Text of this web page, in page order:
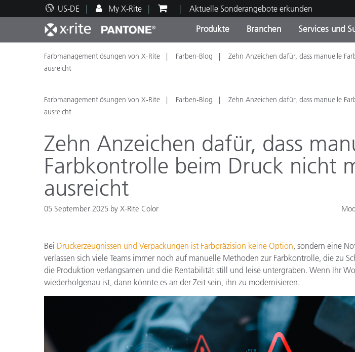
US-DE My X-Rite Aktuelle Sonderangebote erkunden
Produkte
Spitzenprodukte Produktkategorien
Branchen
Druck und Verpackung
Automobil
Anstrichmittel und Lacke
Textil
Services und
Technischer Support Service und Wartung
Pädagogische Ressourcen Ausbildung
Brand Experience Center
Farbmanagementlösungen von X-Rite Farben-Blog
Zehn Anzeichen dafür, dass manuelle
ausreicht
Farbmanagementlösungen von X-Rite Farben-Blog
Zehn Anzeichen dafür, dass manuelle
ausreicht
Zehn Anzeichen dafür, dass
Farbkontrolle beim Druck nicht
ausreicht
05 September 2025 by X-Rite Color
Bei Druckerzeugnissen und Verpackungen ist Farbpräzision keine Option, sondern eine
verlassen sich viele Teams immer noch auf manuelle Methoden zur Farbkontrolle, die zu
die Produktion verlangsamen und die Rentabilität still und leise untergraben. Wenn Ihr
wiederholgenau ist, dann könnte es an der Zeit sein, ihn zu modernisieren.